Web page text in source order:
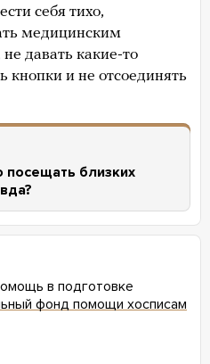
себя тихо,
медицинским
давать какие-то
и не отсоединять
посещать близких
в подготовке
фонд помощи хосписам